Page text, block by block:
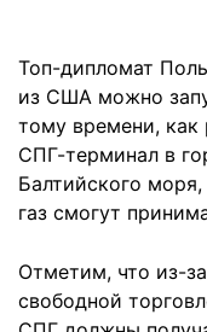
Топ-дипломат
из США можно
тому времени, как
СПГ-терминал в
Балтийского
газ смогут
Отметим, что из-
свободной